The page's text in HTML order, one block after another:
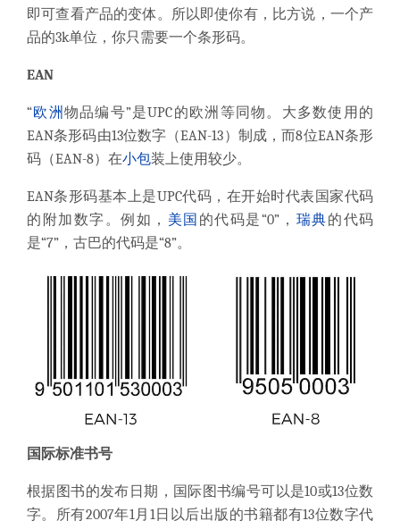
即可查看产品的变体。 所以即使你有，比方说，一个产
品的3k单位，你只需要一个条形码。
EAN
“欧洲 物品编号”是UPC的欧洲等同物。 大多数使用的
EAN条形码由13位数字（EAN-13）制成，而8位EAN条形
码（EAN-8）在小包装上使用较少。
EAN条形码基本上是UPC代码 ，在开始时代表国家代码
的附加数字。例如， 美国 的代码是“0”， 瑞典的代码
是“7”，古巴的代码是“8”。
国际标准书号
根据图书的发布日期，国际图书编号可以是10或13位数
字。 所有2007年1月1日以后出版的书籍都有13位数字代